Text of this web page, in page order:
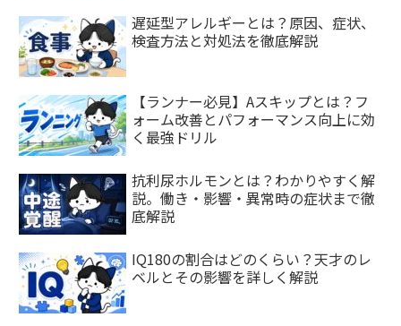
遅延型アレルギーとは？原因、症状、
検査方法と対処法を徹底解説
【ランナー必見】Aスキップとは？フ
ォーム改善とパフォーマンス向上に効
く最強ドリル
抗利尿ホルモンとは？わかりやすく解
説。働き・影響・異常時の症状まで徹
底解説
IQ180の割合はどのくらい？天才のレ
ベルとその影響を詳しく解説